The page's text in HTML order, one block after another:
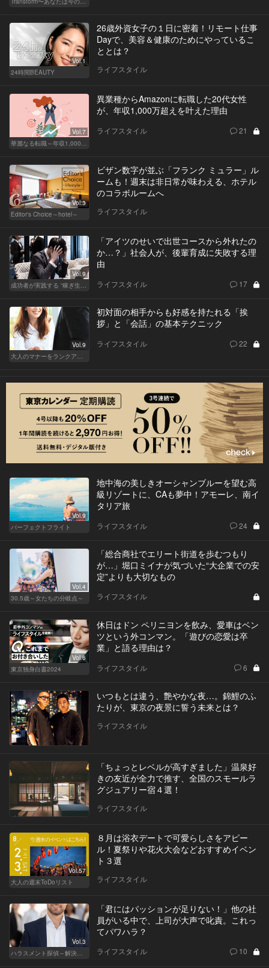
Vol.1
24時間BEAUTY
26歳外資女子の１日に密着！リモート仕事
Dayで、美容＆健康のためにやっているこ
ととは？
ライフスタイル
Vol.7
華麗なる転職～年収1,000万超の道～
異業種からAmazonに転職した20代女性
が、年収1,000万超えを叶えた理由
ライフスタイル 21
Vol.3
Editor's Choice～hotel～
ビザン数字が並ぶ「フランク ミュラー」ル
ームも！週末は非日常が味わえる、ホテル
のコラボルームへ
ライフスタイル
Vol.9
成功者が実践する “稼ぎ生活”
「アイツのせいで出世コースから外れたの
か…？」社会人が、後輩育成に失敗する理
由
ライフスタイル 17
Vol.9
大人のマナーをランクアップせよ
初対面の相手からも好感を持たれる「挨
拶」と「会話」の基本テクニック
ライフスタイル 22
Vol.9
パーフェクトフライト
地中海の美しきオーシャンブルーを望む高
級リゾートに、CAも夢中！アモーレ、南イ
タリア旅
ライフスタイル 24
Vol.4
30.5歳～女たちの分岐点～
「総合商社でエリート街道を歩むつもり
が…」堀口ミイナが気づいた“大企業での安
定”よりも大切なもの
ライフスタイル
Vol.6
東京独身白書2024
休日はドン ペリニヨンを飲み、愛車はベン
ツという外コンマン。「遊びの恋愛は卒
業」と語る理由は？
ライフスタイル 6
いつもとは違う、艶やかな夜…。錦鯉のふ
たりが、東京の夜景に誓う未来とは？
ライフスタイル
「ちょっとレベルが高すぎました」温泉好
きの友近が全力で推す、全国のスモールラ
グジュアリー宿４選！
ライフスタイル
Vol.57
大人の週末ToDoリスト
８月は浴衣デートで可愛らしさをアピー
ル！夏祭りや花火大会などおすすめイベン
ト３選
ライフスタイル
Vol.3
ハラスメント探偵～解決編～
「君にはパッションが足りない！」他の社
員がいる中で、上司が大声で叱責。これっ
てパワハラ？
ライフスタイル 10